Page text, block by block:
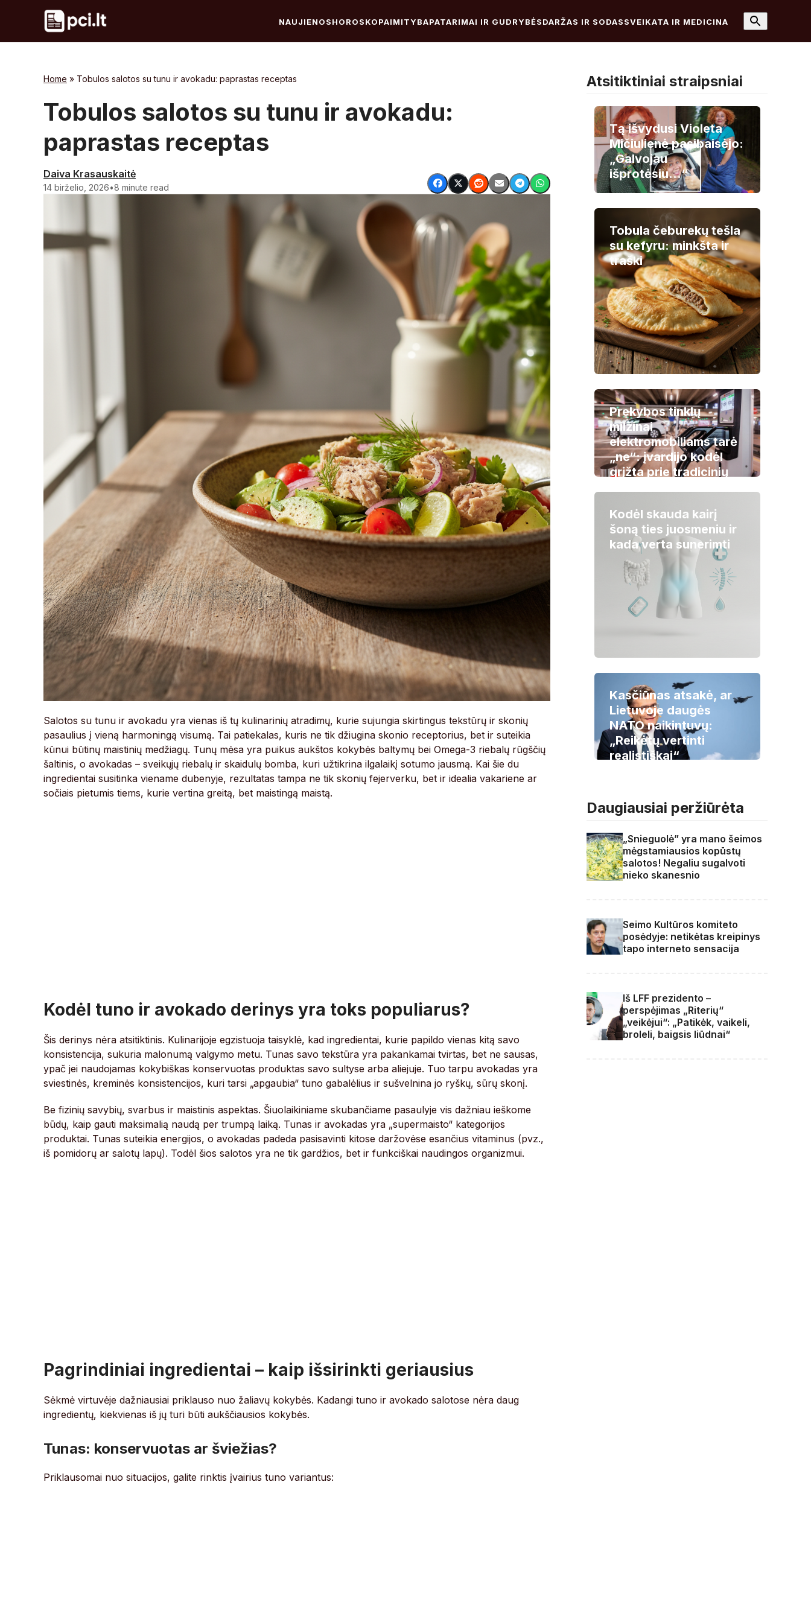
NAUJIENOSHOROSKOPAIMITYBAPATARIMAI IR GUDRYBĖSDARŽAS IR SODASSVEIKATA IR MEDICINA
Home » Tobulos salotos su tunu ir avokadu: paprastas receptas
Tobulos salotos su tunu ir avokadu:
paprastas receptas
Daiva Krasauskaitė
14 birželio, 2026•8 minute read
Salotos su tunu ir avokadu yra vienas iš tų kulinarinių atradimų, kurie sujungia skirtingus tekstūrų ir skonių
pasaulius į vieną harmoningą visumą. Tai patiekalas, kuris ne tik džiugina skonio receptorius, bet ir suteikia
kūnui būtinų maistinių medžiagų. Tunų mėsa yra puikus aukštos kokybės baltymų bei Omega-3 riebalų rūgščių
šaltinis, o avokadas – sveikųjų riebalų ir skaidulų bomba, kuri užtikrina ilgalaikį sotumo jausmą. Kai šie du
ingredientai susitinka viename dubenyje, rezultatas tampa ne tik skonių fejerverku, bet ir idealia vakariene ar
sočiais pietumis tiems, kurie vertina greitą, bet maistingą maistą.
Kodėl tuno ir avokado derinys yra toks populiarus?
Šis derinys nėra atsitiktinis. Kulinarijoje egzistuoja taisyklė, kad ingredientai, kurie papildo vienas kitą savo
konsistencija, sukuria malonumą valgymo metu. Tunas savo tekstūra yra pakankamai tvirtas, bet ne sausas,
ypač jei naudojamas kokybiškas konservuotas produktas savo sultyse arba aliejuje. Tuo tarpu avokadas yra
sviestinės, kreminės konsistencijos, kuri tarsi „apgaubia“ tuno gabalėlius ir sušvelnina jo ryškų, sūrų skonį.
Be fizinių savybių, svarbus ir maistinis aspektas. Šiuolaikiniame skubančiame pasaulyje vis dažniau ieškome
būdų, kaip gauti maksimalią naudą per trumpą laiką. Tunas ir avokadas yra „supermaisto“ kategorijos
produktai. Tunas suteikia energijos, o avokadas padeda pasisavinti kitose daržovėse esančius vitaminus (pvz.,
iš pomidorų ar salotų lapų). Todėl šios salotos yra ne tik gardžios, bet ir funkciškai naudingos organizmui.
Pagrindiniai ingredientai – kaip išsirinkti geriausius
Sėkmė virtuvėje dažniausiai priklauso nuo žaliavų kokybės. Kadangi tuno ir avokado salotose nėra daug
ingredientų, kiekvienas iš jų turi būti aukščiausios kokybės.
Tunas: konservuotas ar šviežias?
Priklausomai nuo situacijos, galite rinktis įvairius tuno variantus:
Atsitiktiniai straipsniai
Tą išvydusi Violeta
Mičiulienė pasibaisėjo:
„Galvojau
išprotėsiu…“
Tobula čeburekų tešla
su kefyru: minkšta ir
traški
Prekybos tinklų
milžinai
elektromobiliams tarė
„ne“: įvardijo kodėl
grįžta prie tradicinių
Kodėl skauda kairį
šoną ties juosmeniu ir
kada verta sunerimti
Kasčiūnas atsakė, ar
Lietuvoje daugės
NATO naikintuvų:
„Reikėtų vertinti
realistiškai“
Daugiausiai peržiūrėta
„Snieguolė” yra mano šeimos
mėgstamiausios kopūstų
salotos! Negaliu sugalvoti
nieko skanesnio
Seimo Kultūros komiteto
posėdyje: netikėtas kreipinys
tapo interneto sensacija
Iš LFF prezidento –
perspėjimas „Riterių“
„veikėjui“: „Patikėk, vaikeli,
broleli, baigsis liūdnai“